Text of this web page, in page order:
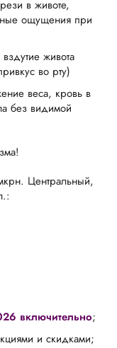
в животе,
ощущения при
живота
во рту)
веса, кровь в
без видимой
Центральный,
включительно;
и скидками;